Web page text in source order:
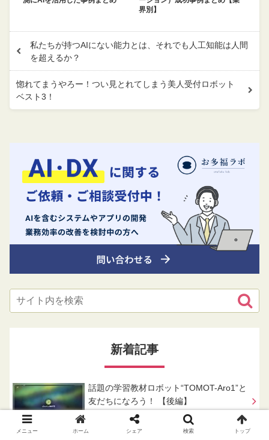
界別】
私たちが持つAIにない能力とは、それでも人工知能は人間
を超えるか？
惚れてまうやろー！つい見とれてしまう美人受付ロボット
ベスト3！
新着記事
話題の学習教材ロボット“TOMOT-Aro1”と
友だちになろう！ 【後編】
メニュー ホーム シェア 検索 トップ